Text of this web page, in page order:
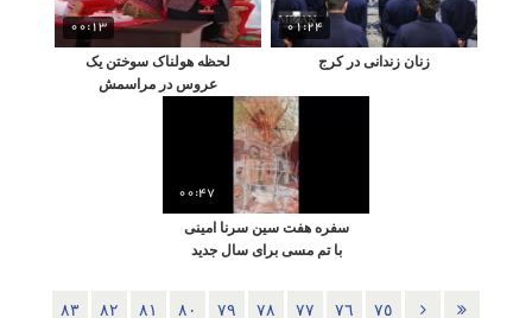
01:24
زنان زندانی در کرج
00:13
لحظه هولناک سوختن یک
عروس در مراسمش
00:47
سفره هفت سین سرنا امینی
با تم مسی برای سال جدید
٧٥ ٧٦ ٧٧ ٧٨ ٧٩ ٨٠ ٨١ ٨٢ ٨٣